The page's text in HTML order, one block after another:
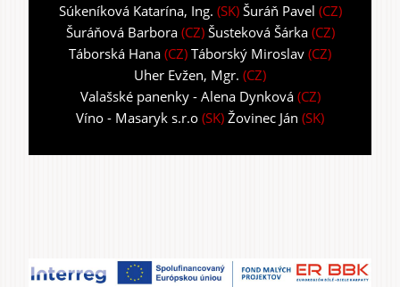
Súkeníková Katarína, Ing. (SK) Šuráň Pavel (CZ)
Šuráňová Barbora(CZ) Šusteková Šárka(CZ)
Táborská Hana (CZ) Táborský Miroslav (CZ)
Uher Evžen, Mgr. (CZ)
Valašské panenky - Alena Dynková(CZ)
Víno - Masaryk s.r.o (SK) Žovinec Ján (SK)